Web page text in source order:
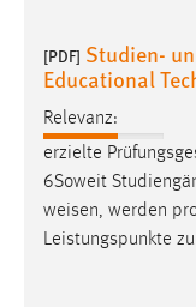
[PDF] Studien-
Educational
Relevanz:
erzielte
6Soweit
weisen, werden
Leistungspunkte